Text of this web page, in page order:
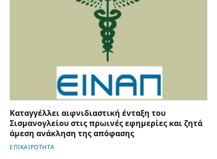
Καταγγέλλει αιφνιδιαστική ένταξη του
Σισμανογλείου στις πρωινές εφημερίες και ζητά
άμεση ανάκληση της απόφασης
ΕΠΙΚΑΙΡΟΤΗΤΑ